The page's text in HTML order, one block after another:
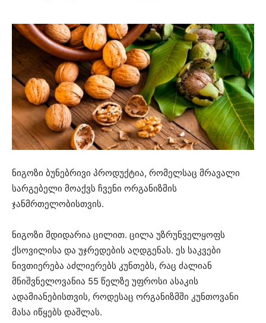
ნიგოზი ბუნებრივი პროდუქტია, რომელსაც მრავალი
სარგებელი მოაქვს ჩვენი ორგანიზმის
ჯანმრთელობისთვის.
ნიგოზი მდიდარია ცილით. ცილა უზრუნველყოფს
ქსოვილისა და უჯრედების აღდგენას. ეს საკვები
ნივთიერება აძლიერებს კუნთებს, რაც ძალიან
მნიშვნელოვანია 55 წელზე უფროსი ასაკის
ადამიანებისთვის, როდესაც ორგანიზმში კუნთოვანი
მასა იწყებს დაშლას.